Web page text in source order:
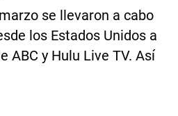
se llevaron a cabo
los Estados Unidos a
ABC y Hulu Live TV. Así